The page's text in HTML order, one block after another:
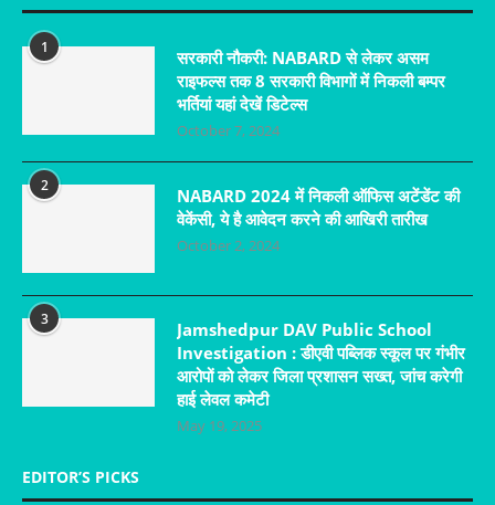
1
सरकारी नौकरी: NABARD से लेकर असम
राइफल्स तक 8 सरकारी विभागों में निकली बम्पर
भर्तियां यहां देखें डिटेल्स
October 7, 2024
2
NABARD 2024 में निकली ऑफिस अटेंडेंट की
वेकेंसी, ये है आवेदन करने की आखिरी तारीख
October 2, 2024
3
Jamshedpur DAV Public School
Investigation : डीएवी पब्लिक स्कूल पर गंभीर
आरोपों को लेकर जिला प्रशासन सख्त, जांच करेगी
हाई लेवल कमेटी
May 19, 2025
EDITOR’S PICKS